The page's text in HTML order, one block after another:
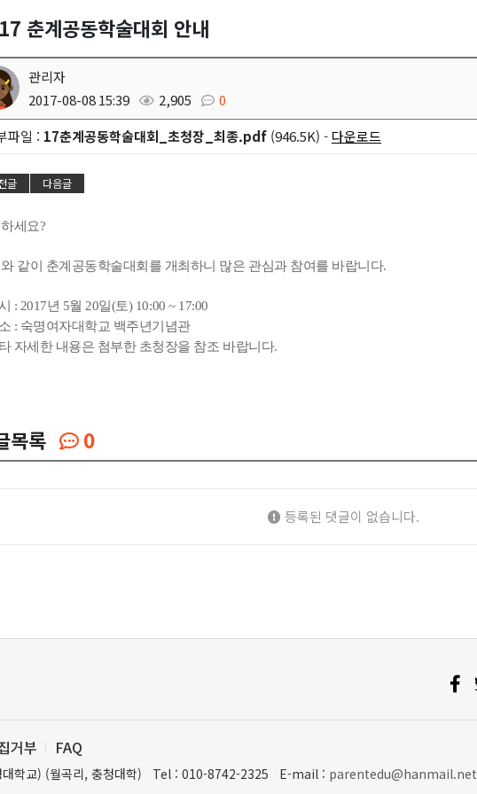
춘계공동학술대회 안내
관리자
2017-08-08 15:39
2,905
0
파일 : 17춘계공동학술대회_초청장_최종.pdf (946.5K) - 다운로드
글 다음글
세요?
같이 춘계공동학술대회를 개최하니 많은 관심과 참여를 바랍니다.
: 2017년 5월 20일(토) 10:00 ~ 17:00
: 숙명여자대학교 백주년기념관
자세한 내용은 첨부한 초청장을 참조 바랍니다.
목록 0
등록된 댓글이 없습니다.
거부 FAQ
학교) (월곡리, 충청대학) Tel : 010-8742-2325 E-mail : parentedu@hanmail.net